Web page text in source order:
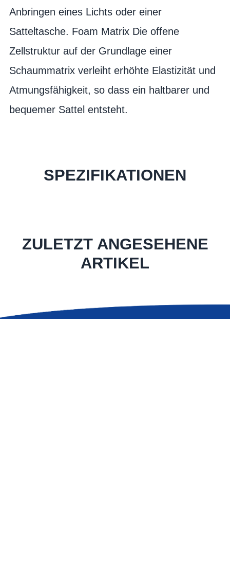
Anbringen eines Lichts oder einer
Satteltasche. Foam Matrix Die offene
Zellstruktur auf der Grundlage einer
Schaummatrix verleiht erhöhte Elastizität und
Atmungsfähigkeit, so dass ein haltbarer und
bequemer Sattel entsteht.
SPEZIFIKATIONEN
ZULETZT ANGESEHENE
ARTIKEL